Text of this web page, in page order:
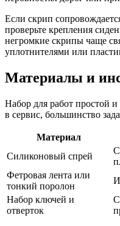
Если скрип
проверьте крепления
негромкие скрипы чаще
уплотнителями или
Материалы и
Набор для работ простой
в сервис, большинство
Материал
Силиконовый спрей
Фетровая лента или
тонкий поролон
Набор ключей и
отверток